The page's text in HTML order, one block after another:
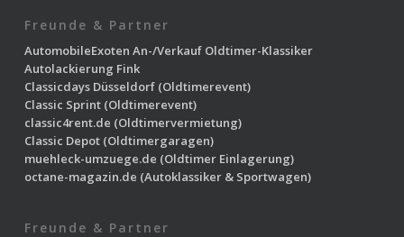
Freunde & Partner
AutomobileExoten An-/Verkauf Oldtimer-Klassiker
Autolackierung Fink
Classicdays Düsseldorf(Oldtimerevent)
Classic Sprint(Oldtimerevent)
classic4rent.de (Oldtimervermietung)
Classic Depot(Oldtimergaragen)
muehleck-umzuege.de (Oldtimer Einlagerung)
octane-magazin.de (Autoklassiker & Sportwagen)
Freunde & Partner